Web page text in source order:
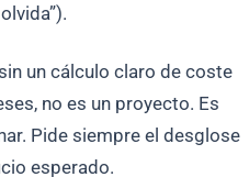
un cálculo claro de coste
no es un proyecto. Es
Pide siempre el desglose
esperado.